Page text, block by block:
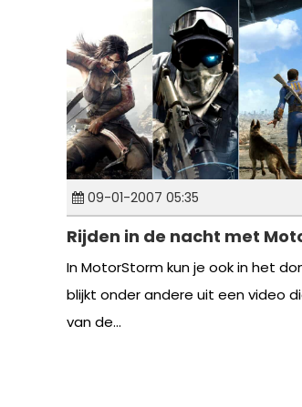
09-01-2007 05:35
Rijden in de nacht met
In MotorStorm kun je ook in het
blijkt onder andere uit een video
van de...